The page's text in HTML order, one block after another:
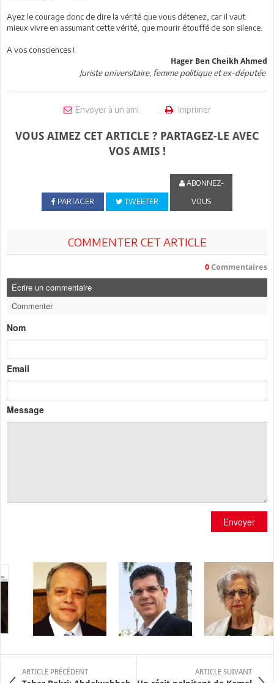
Ayez le courage donc de dire la vérité que vous détenez, car il vaut
mieux vivre en assumant cette vérité, que mourir étouffé de son silence.
A vos consciences !
Hager Ben Cheikh Ahmed
Juriste universitaire, femme politique et ex-députée
Envoyer à un ami Imprimer
VOUS AIMEZ CET ARTICLE ? PARTAGEZ-LE AVEC
VOS AMIS !
PARTAGER TWEETER
ABONNEZ-
VOUS
COMMENTER CET ARTICLE
0 Commentaires
Ecrire un commentaire
Commenter
Nom
Email
Message
Envoyer
ARTICLE PRÉCÉDENT ARTICLE SUIVANT